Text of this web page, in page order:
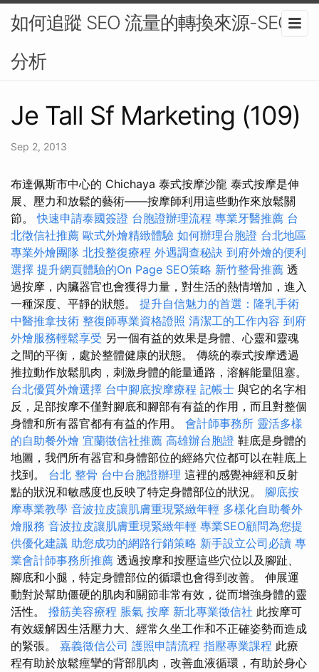
如何追蹤 SEO 流量的轉換來源-SEO
分析
Je Tall Sf Marketing (109)
Sep 2, 2013
布達佩斯市中心的 Chichaya 泰式按摩沙龍 泰式按摩是伸
展、壓力和放鬆的藝術——按摩師利用這些動作來放鬆關
節。快速申請泰國簽證 台胞證辦理流程 專業牙醫推薦 台
北徵信社推薦 歐式外燴精緻體驗 如何辦理台胞證 台北地區
專業外燴團隊 北投整復療程 外遇調查秘訣 到府外燴的便利
選擇 提升網頁體驗的On Page SEO策略 新竹整骨推薦 透
過按摩，內臟器官也會獲得力量，對生活的熱情增加，進入
一種深度、平靜的狀態。 提升自信魅力的首選：隆乳手術
中醫推拿技術 整復師專業資格證照 清潔工的工作內容 到府
外燴服務輕鬆享受 另一個有益的效果是身體、心靈和靈魂
之間的平衡，處於整體健康的狀態。 傳統的泰式按摩透過
推拉動作放鬆肌肉，刺激身體的能量通路，溶解能量阻塞。
台北優質外燴選擇 台中腳底按摩療程 記帳士 與它的名字相
反，足部按摩不僅對腳底和腳部有有益的作用，而且對整個
身體和所有器官都有有益的作用。 會計師事務所 靈活多樣
的自助餐外燴 宜蘭徵信社推薦 高雄辦台胞證 鞋底是身體的
地圖，我們所有器官和身體部位的經絡穴位都可以在鞋底上
找到。 台北 整骨 台中台胞證辦理 這裡的感覺神經和反射
點的狀況和敏感度也反映了特定身體部位的狀況。 腳底按
摩專業教學 音波拉皮讓肌膚重現緊緻年輕 多樣化自助餐外
燴服務 音波拉皮讓肌膚重現緊緻年輕 專業SEO顧問為您提
供優化建議 助您成功的網路行銷策略 新手設立公司必讀 專
業會計師事務所推薦 透過按摩和按壓這些穴位以及腳趾、
腳底和小腿，特定身體部位的循環也會得到改善。 伸展運
動對於幫助僵硬的肌肉和關節非常有效，從而增強身體的靈
活性。 撥筋美容療程 脹氣 按摩 新北專業徵信社 此按摩可
有效緩解因生活壓力大、經常久坐工作和不正確姿勢而造成
的緊張。 嘉義徵信公司 護照申請流程 指壓專業課程 此療
程有助於放鬆痙攣的背部肌肉，改善血液循環，有助於身心